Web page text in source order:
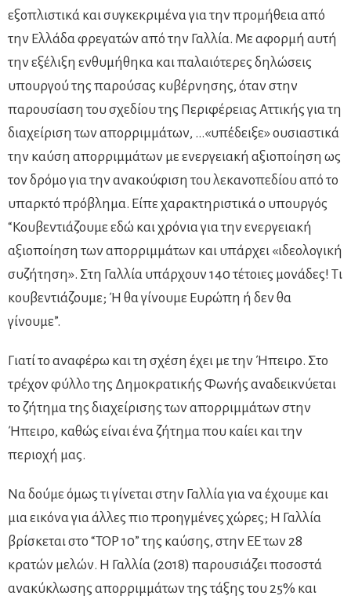
εξοπλιστικά και συγκεκριμένα για την προμήθεια από
την Ελλάδα φρεγατών από την Γαλλία. Με αφορμή αυτή
την εξέλιξη ενθυμήθηκα και παλαιότερες δηλώσεις
υπουργού της παρούσας κυβέρνησης, όταν στην
παρουσίαση του σχεδίου της Περιφέρειας Αττικής για τη
διαχείριση των απορριμμάτων, …«υπέδειξε» ουσιαστικά
την καύση απορριμμάτων με ενεργειακή αξιοποίηση ως
τον δρόμο για την ανακούφιση του λεκανοπεδίου από το
υπαρκτό πρόβλημα. Είπε χαρακτηριστικά ο υπουργός
“Κουβεντιάζουμε εδώ και χρόνια για την ενεργειακή
αξιοποίηση των απορριμμάτων και υπάρχει «ιδεολογική
συζήτηση». Στη Γαλλία υπάρχουν 140 τέτοιες μονάδες! Τι
κουβεντιάζουμε; Ή θα γίνουμε Ευρώπη ή δεν θα
γίνουμε”.
Γιατί το αναφέρω και τη σχέση έχει με την Ήπειρο. Στο
τρέχον φύλλο της Δημοκρατικής Φωνής αναδεικνύεται
το ζήτημα της διαχείρισης των απορριμμάτων στην
Ήπειρο, καθώς είναι ένα ζήτημα που καίει και την
περιοχή μας.
Να δούμε όμως τι γίνεται στην Γαλλία για να έχουμε και
μια εικόνα για άλλες πιο προηγμένες χώρες; Η Γαλλία
βρίσκεται στο “TOP 10” της καύσης, στην ΕΕ των 28
κρατών μελών. Η Γαλλία (2018) παρουσιάζει ποσοστά
ανακύκλωσης απορριμμάτων της τάξης του 25% και